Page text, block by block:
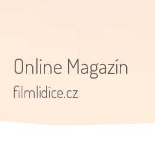
Online Magazín
filmlidice.cz